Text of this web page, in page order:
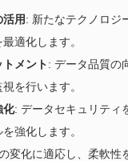
用: 新たなテクノロジ
適化します。
メント: データ品質の
を行います。
化: データセキュリティ
強化します。
変化に適応し、柔軟性